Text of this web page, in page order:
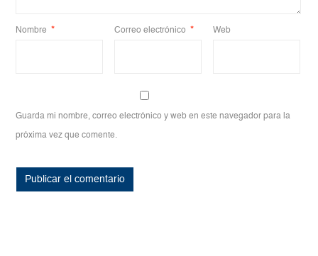
Nombre * Correo electrónico * Web
Guarda mi nombre, correo electrónico y web en este navegador para la
próxima vez que comente.